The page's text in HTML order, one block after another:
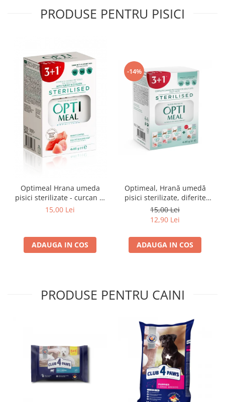
PRODUSE PENTRU PISICI
Optimeal Hrana umeda
pisici sterilizate - curcan si
pui in sos, set 3+1,
15,00 Lei
ADAUGA IN COS
-14%
Optimeal, Hrană umedă
pisici sterilizate, diferite
arome, (3+1), 0.34kg
15,00 Lei
12,90 Lei
ADAUGA IN COS
PRODUSE PENTRU CAINI